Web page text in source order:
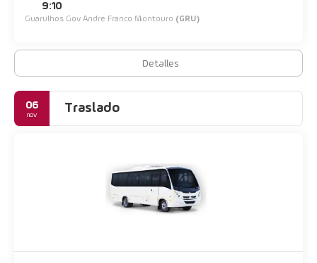
9:10
Guarulhos Gov Andre Franco Montouro (GRU)
Detalles
06
nov Traslado